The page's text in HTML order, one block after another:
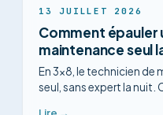
13 JUILLET 2026
Comment épauler
maintenance seul
En 3x8, le technicien de
seul, sans expert la